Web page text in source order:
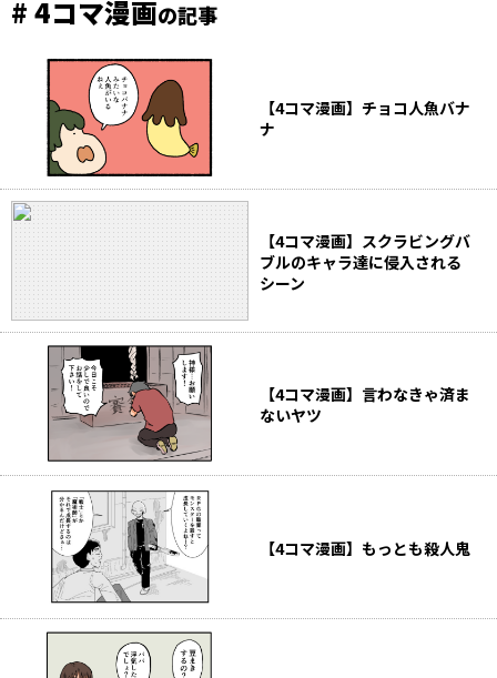
# 4コマ漫画の記事
【4コマ漫画】チョコ人魚バナ
ナ
【4コマ漫画】スクラビングバ
ブルのキャラ達に侵入される
シーン
【4コマ漫画】言わなきゃ済ま
ないヤツ
【4コマ漫画】もっとも殺人鬼